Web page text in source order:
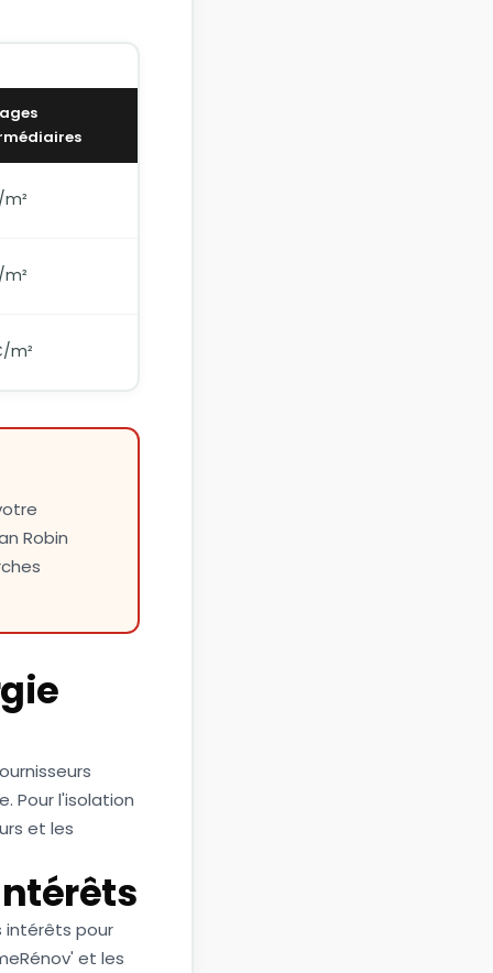
m²
Robin
Pour l'isolation
et les
intérêts pour
et les